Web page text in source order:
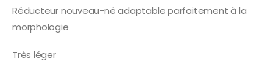
Réducteur nouveau-né adaptable parfaitement à la
morphologie
Très léger